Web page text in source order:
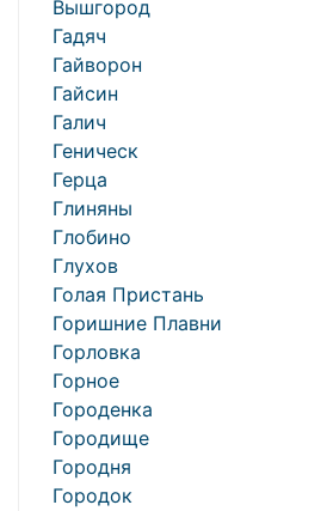
Вышгород
Гадяч
Гайворон
Гайсин
Галич
Геническ
Герца
Глиняны
Глобино
Глухов
Голая Пристань
Горишние Плавни
Горловка
Горное
Городенка
Городище
Городня
Городок